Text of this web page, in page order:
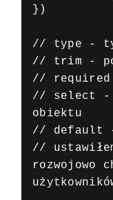
})
// type -
// trim -
// required
// select -
obiektu
// default
//
rozwojowo